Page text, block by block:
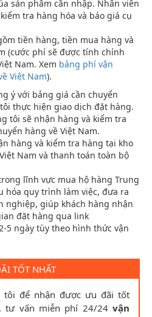
sản phẩm cần nhập. Nhân viên
tra hàng hóa và báo giá cụ
tiền hàng, tiền mua hàng và
(cước phí sẽ được tính chính
Nam. Xem bảng phí vận
Việt Nam).
ý với bảng giá cần chuyển
thực hiện giao dịch đặt hàng.
tôi sẽ nhận hàng và kiểm tra
hàng về Việt Nam.
hàng và kiểm tra hàng tại kho
Nam và thanh toán toàn bộ
lĩnh vực mua hộ hàng Trung
hóa quy trình làm việc, đưa ra
nghiệp, giúp khách hàng nhận
đặt hàng qua link
5 ngày tùy theo hình thức vận
TỐT NHẤT
tôi để nhận được ưu đãi tốt
tư vấn miễn phí 24/24 vận